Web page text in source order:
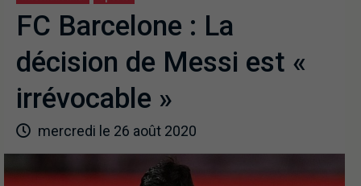
FC Barcelone : La
décision de Messi est «
irrévocable »
mercredi le 26 août 2020